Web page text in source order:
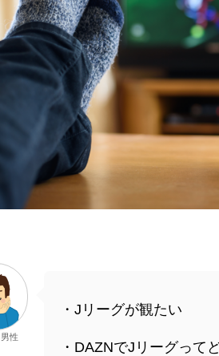
性
・Jリーグが観たい
・DAZNでJリーグって